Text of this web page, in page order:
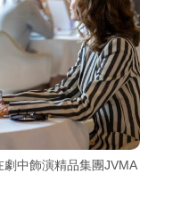
劇中飾演精品集團JVMA